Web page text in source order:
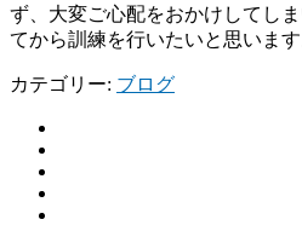
ず、大変ご心配をおかけしてし
てから訓練を行いたいと思います
カテゴリー: ブログ